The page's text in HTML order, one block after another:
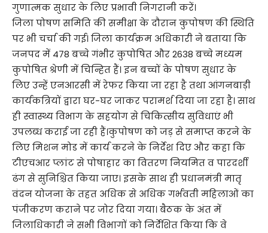
गुणात्मक सुधार के लिए प्रभावी निगरानी करें।
जिला पोषण समिति की समीक्षा के दौरान कुपोषण की स्थिति
पर भी चर्चा की गई। जिला कार्यक्रम अधिकारी ने बताया कि
जनपद में 478 बच्चे गंभीर कुपोषित और 2638 बच्चे मध्यम
कुपोषित श्रेणी में चिन्हित हैं। इन बच्चों के पोषण सुधार के
लिए उन्हें एनआरसी में रेफर किया जा रहा है तथा आंगनबाड़ी
कार्यकत्रियों द्वारा घर-घर जाकर परामर्श दिया जा रहा है। साथ
ही स्वास्थ्य विभाग के सहयोग से चिकित्सीय सुविधाएं भी
उपलब्ध कराई जा रही हैं।कुपोषण को जड़ से समाप्त करने के
लिए मिशन मोड में कार्य करने के निर्देश दिए और कहा कि
टीएचआर प्लांट से पोषाहार का वितरण नियमित व पारदर्शी
ढंग से सुनिश्चित किया जाए। इसके साथ ही प्रधानमंत्री मातृ
वंदन योजना के तहत अधिक से अधिक गर्भवती महिलाओं का
पंजीकरण कराने पर जोर दिया गया। बैठक के अंत में
जिलाधिकारी ने सभी विभागों को निर्देशित किया कि वे